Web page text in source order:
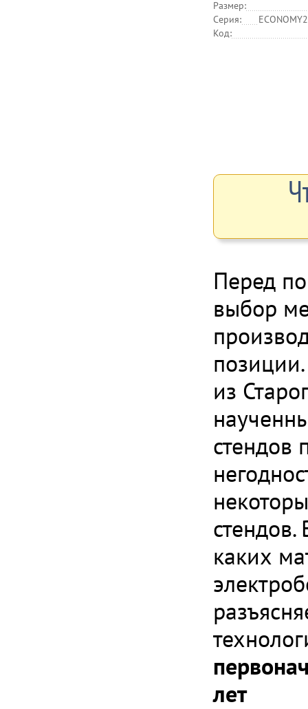
Размер:
Серия:
Код:
Перед
выбор
из
стендов
каких
лет